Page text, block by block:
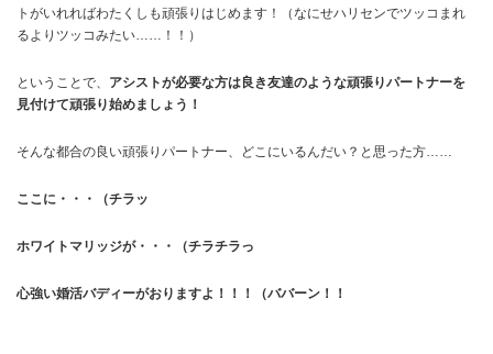
トがいれればわたくしも頑張りはじめます！（なにせハリセンでツッコまれ
るよりツッコみたい……！！）
ということで、 アシストが必要な方は良き友達のような頑張りパートナーを
見付けて頑張り始めましょう！
そんな都合の良い頑張りパートナー、どこにいるんだい？と思った方……
ここに・・・（チラッ
ホワイトマリッジが・・・（チラチラっ
心強い婚活バディーがおりますよ！！！（ババーン！！